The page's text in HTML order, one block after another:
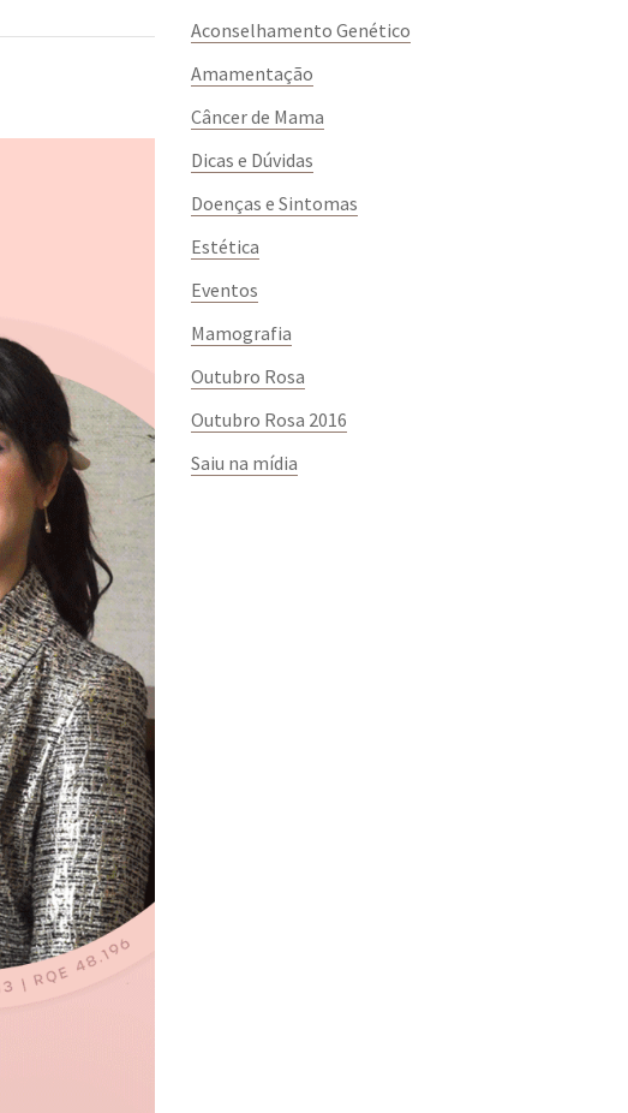
Aconselhamento Genético
Amamentação
Câncer de Mama
Dicas e Dúvidas
Doenças e Sintomas
Estética
Eventos
Mamografia
Outubro Rosa
Outubro Rosa 2016
Saiu na mídia